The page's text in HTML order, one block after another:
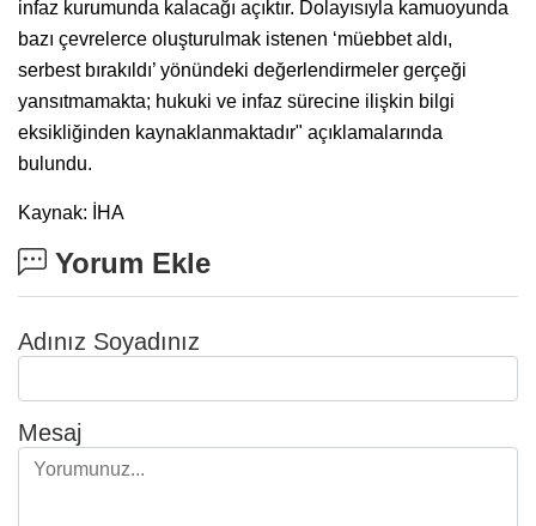
infaz kurumunda kalacağı açıktır. Dolayısıyla kamuoyunda
bazı çevrelerce oluşturulmak istenen ‘müebbet aldı,
serbest bırakıldı’ yönündeki değerlendirmeler gerçeği
yansıtmamakta; hukuki ve infaz sürecine ilişkin bilgi
eksikliğinden kaynaklanmaktadır" açıklamalarında
bulundu.
Kaynak: İHA
Yorum Ekle
Adınız Soyadınız
Mesaj